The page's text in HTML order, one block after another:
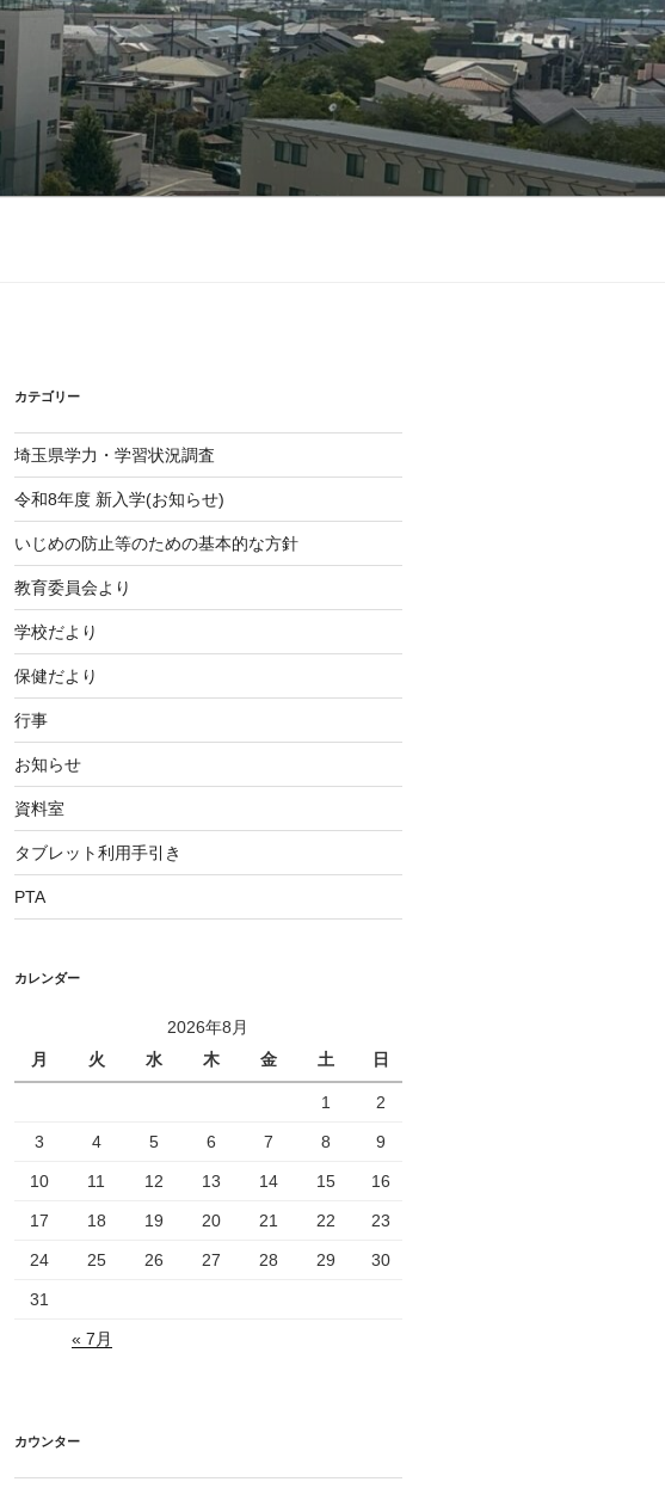
カテゴリー
埼玉県学力・学習状況調査
令和8年度 新入学(お知らせ)
いじめの防止等のための基本的な方針
教育委員会より
学校だより
保健だより
行事
お知らせ
資料室
タブレット利用手引き
PTA
カレンダー
2026年8月
月
火 水 木 金 土 日
1 2
3 4 5 6 7 8 9
10 11 12 13 14 15 16
17 18 19 20 21 22 23
24 25 26 27 28 29 30
31
« 7月
カウンター